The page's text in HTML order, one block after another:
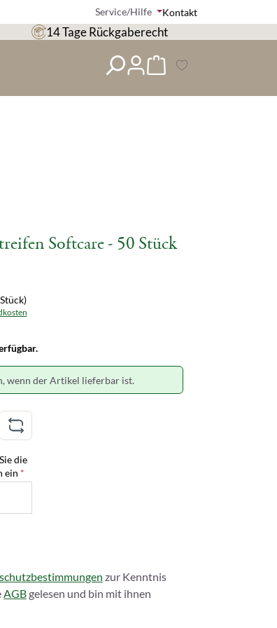
Service/Hilfe Kontakt
14 Tage Rückgaberecht
Softcare - 50 Stück
wenn der Artikel lieferbar ist.
die
ein *
zur Kenntnis
AGB gelesen und bin mit ihnen